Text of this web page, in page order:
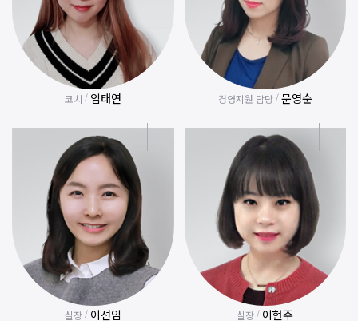
코치/ 임태연 경영지원 담당 / 문영순
실장/ 이선임 실장/ 이현주